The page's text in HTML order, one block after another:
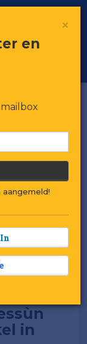
Toggle
in
×
en
aangemeld!